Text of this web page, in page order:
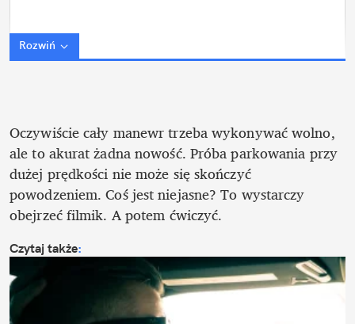
Rozwiń
Oczywiście cały manewr trzeba wykonywać wolno,
ale to akurat żadna nowość. Próba parkowania przy
dużej prędkości nie może się skończyć
powodzeniem. Coś jest niejasne? To wystarczy
obejrzeć filmik. A potem ćwiczyć.
Czytaj także: